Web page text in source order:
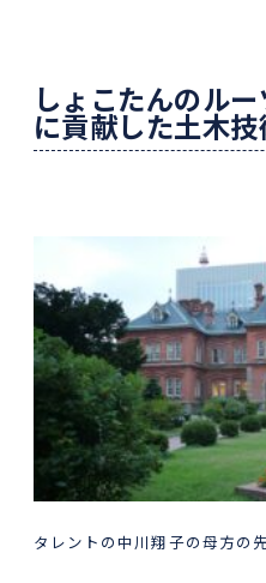
しょこたんのル
に貢献した土木
タレントの中川翔子の母方の